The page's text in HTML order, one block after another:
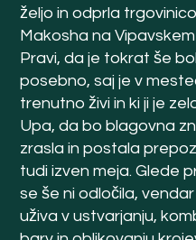
željo in odprla trgovinico
Makosha na Vipavskem
Pravi, da je tokrat še
posebno, saj je v
trenutno živi in ki ji je
Upa, da bo blagovna
zrasla in postala
tudi izven meja. Glede
se še ni odločila,
uživa v ustvarjanju,